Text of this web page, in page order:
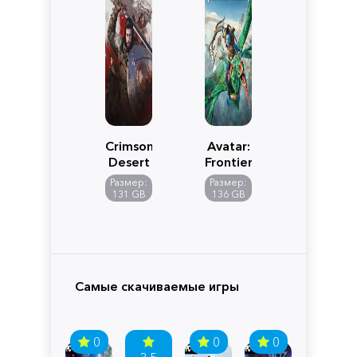
Crimson
Desert
Размер:
131 GB
Avatar:
Frontiers
of
Pandora
Размер:
136 GB
Самые скачиваемые игры
0 0 0